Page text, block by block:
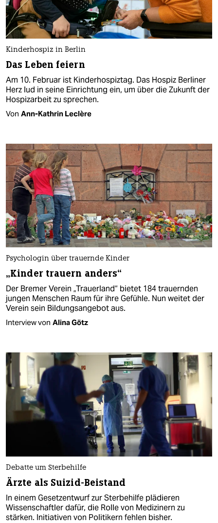
Kinderhospiz in Berlin
Das Leben feiern
Am 10. Februar ist Kinderhospiztag. Das Hospiz Berliner
Herz lud in seine Einrichtung ein, um über die Zukunft der
Hospizarbeit zu sprechen.
Von Ann-Kathrin Leclère
Psychologin über trauernde Kinder
„Kinder trauern anders“
Der Bremer Verein „Trauerland“ bietet 184 trauernden
jungen Menschen Raum für ihre Gefühle. Nun weitet der
Verein sein Bildungsangebot aus.
Interview von Alina Götz
Debatte um Sterbehilfe
Ärzte als Suizid-Beistand
In einem Gesetzentwurf zur Sterbehilfe plädieren
Wissenschaftler dafür, die Rolle von Medizinern zu
stärken. Initiativen von Politikern fehlen bisher.